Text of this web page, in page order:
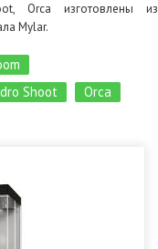
Orca изготовлены из
Mylar.
Shoot Orca